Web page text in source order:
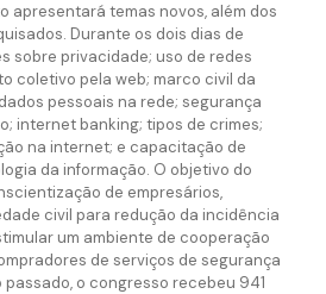
apresentará temas novos, além dos
Durante os dois dias de
sobre privacidade; uso de redes
coletivo pela web; marco civil da
pessoais na rede; segurança
internet banking; tipos de crimes;
na internet; e capacitação de
da informação. O objetivo do
de empresários,
civil para redução da incidência
um ambiente de cooperação
de serviços de segurança
passado, o congresso recebeu 941